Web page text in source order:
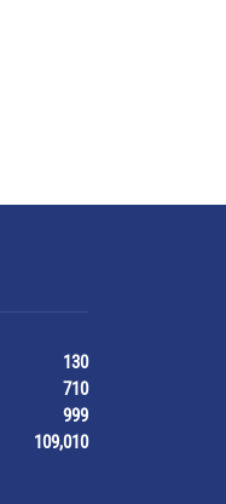
130
710
999
109,010